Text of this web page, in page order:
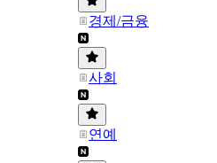
경제/금융
사회
연예